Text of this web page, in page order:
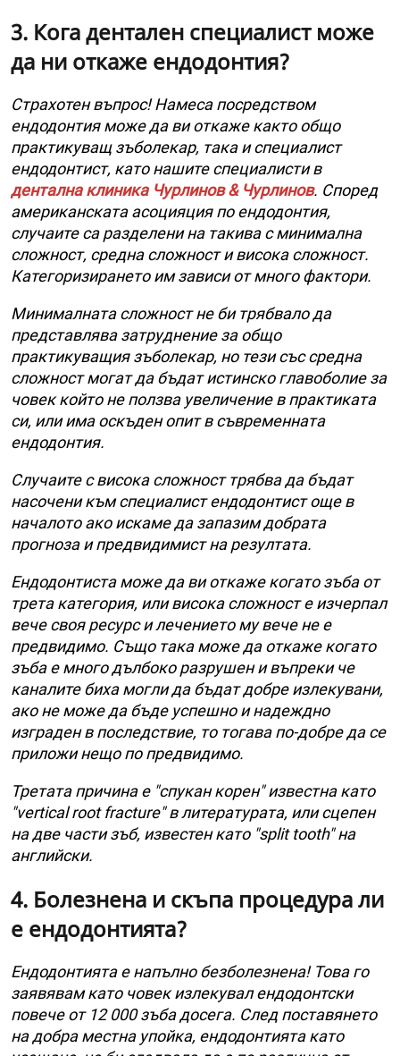
3. Кога дентален специалист може
да ни откаже ендодонтия?
Страхотен въпрос! Намеса посредством
ендодонтия може да ви откаже както общо
практикуващ зъболекар, така и специалист
ендодонтист, като нашите специалисти в
дентална клиника Чурлинов & Чурлинов. Според
американската асоцияция по ендодонтия,
случаите са разделени на такива с минимална
сложност, средна сложност и висока сложност.
Категоризирането им зависи от много фактори.
Минималната сложност не би трябвало да
представлява затруднение за общо
практикуващия зъболекар, но тези със средна
сложност могат да бъдат истинско главоболие за
човек който не ползва увеличение в практиката
си, или има оскъден опит в съвременната
ендодонтия.
Случаите с висока сложност трябва да бъдат
насочени към специалист ендодонтист още в
началото ако искаме да запазим добрата
прогноза и предвидимист на резултата.
Ендодонтиста може да ви откаже когато зъба от
трета категория, или висока сложност е изчерпал
вече своя ресурс и лечението му вече не е
предвидимо. Също така може да откаже когато
зъба е много дълбоко разрушен и въпреки че
каналите биха могли да бъдат добре излекувани,
ако не може да бъде успешно и надеждно
изграден в последствие, то тогава по-добре да се
приложи нещо по предвидимо.
Третата причина е "спукан корен" известна като
"vertical root fracture" в литературата, или сцепен
на две части зъб, известен като "split tooth" на
английски.
4. Болезнена и скъпа процедура ли
е ендодонтията?
Ендодонтията е напълно безболезнена! Това го
заявявам като човек излекувал ендодонтски
повече от 12 000 зъба досега. След поставянето
на добра местна упойка, ендодонтията като